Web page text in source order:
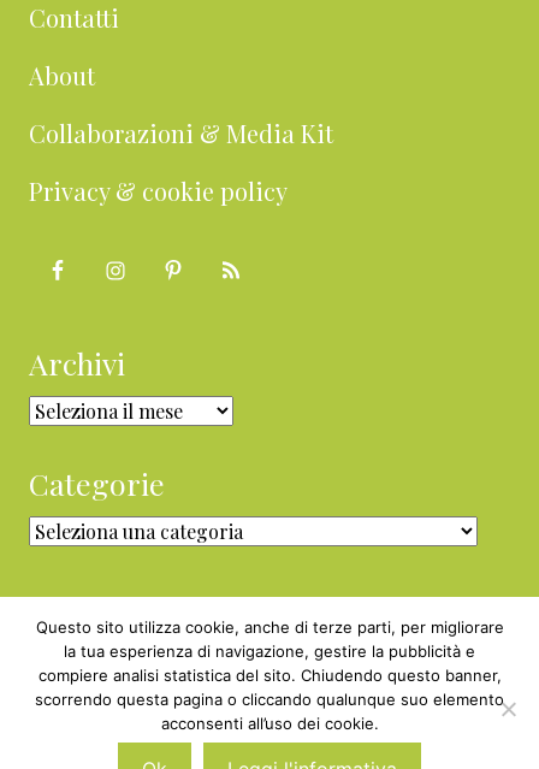
Contatti
About
Collaborazioni & Media Kit
Privacy & cookie policy
Archivi
Archivi
Categorie
Categorie
Copyright © 2010 - 2026 BabyGreen™ ·
P.IVA 05829800969 · Webmaster
Questo sito utilizza cookie, anche di terze parti, per migliorare
la tua esperienza di navigazione, gestire la pubblicità e
compiere analisi statistica del sito. Chiudendo questo banner,
scorrendo questa pagina o cliccando qualunque suo elemento
acconsenti all’uso dei cookie.